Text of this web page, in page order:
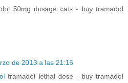
50mg dosage cats - buy tramadol
de 2013 a las 21:16
tramadol lethal dose - buy tramadol